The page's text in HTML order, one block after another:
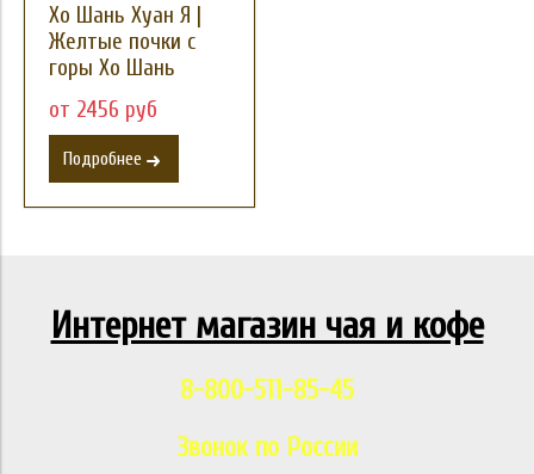
Хо Шань Хуан Я |
Желтые почки с
горы Хо Шань
от 2456 руб
Подробнее
Интернет магазин чая и кофе
8-800-511-85-45
Звонок по России